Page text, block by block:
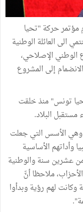
حركة "تحيا
الى العائلة الوطنية
الوطني الإصلاحي،
إلى المشروع
تونس" منذ خلقت
مستقبل البلاد.
الأسس التي جعلت
وأداتهم الأساسية
عشرين سنة والوطنية
ملاحظا أنّّ
وكانت لهم رؤية وبدأوا